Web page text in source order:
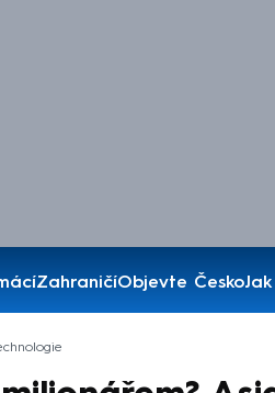
ZahraničíObjevte Česko